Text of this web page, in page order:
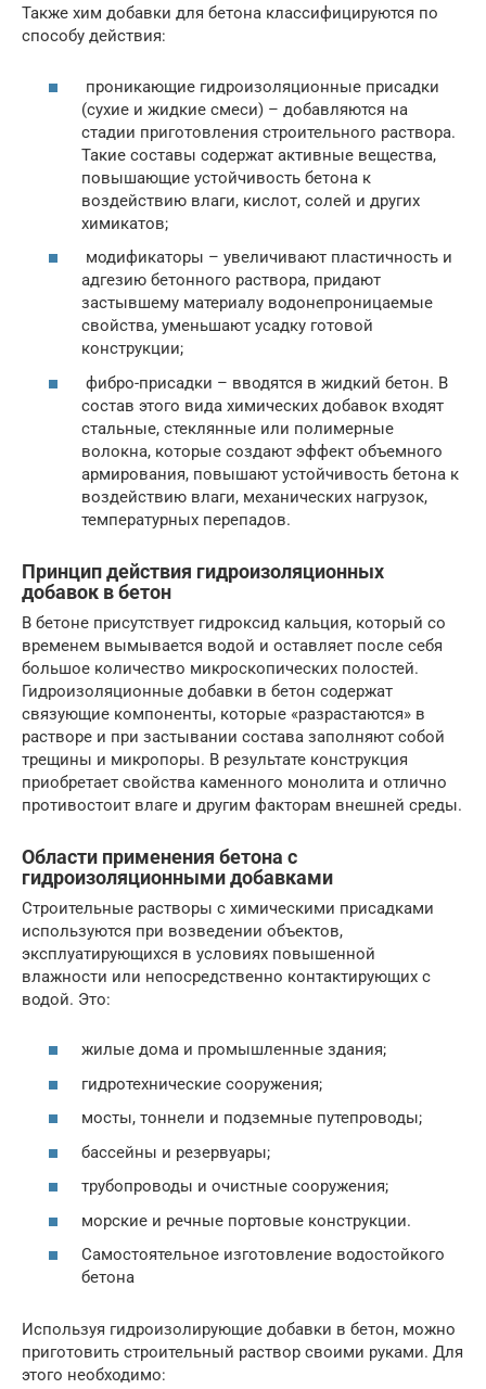
Также хим добавки для бетона классифицируются по
способу действия:
проникающие гидроизоляционные присадки
(сухие и жидкие смеси) – добавляются на
стадии приготовления строительного раствора.
Такие составы содержат активные вещества,
повышающие устойчивость бетона к
воздействию влаги, кислот, солей и других
химикатов;
модификаторы – увеличивают пластичность и
адгезию бетонного раствора, придают
застывшему материалу водонепроницаемые
свойства, уменьшают усадку готовой
конструкции;
фибро-присадки – вводятся в жидкий бетон. В
состав этого вида химических добавок входят
стальные, стеклянные или полимерные
волокна, которые создают эффект объемного
армирования, повышают устойчивость бетона к
воздействию влаги, механических нагрузок,
температурных перепадов.
Принцип действия гидроизоляционных
добавок в бетон
В бетоне присутствует гидроксид кальция, который со
временем вымывается водой и оставляет после себя
большое количество микроскопических полостей.
Гидроизоляционные добавки в бетон содержат
связующие компоненты, которые «разрастаются» в
растворе и при застывании состава заполняют собой
трещины и микропоры. В результате конструкция
приобретает свойства каменного монолита и отлично
противостоит влаге и другим факторам внешней среды.
Области применения бетона с
гидроизоляционными добавками
Строительные растворы с химическими присадками
используются при возведении объектов,
эксплуатирующихся в условиях повышенной
влажности или непосредственно контактирующих с
водой. Это:
жилые дома и промышленные здания;
гидротехнические сооружения;
мосты, тоннели и подземные путепроводы;
бассейны и резервуары;
трубопроводы и очистные сооружения;
морские и речные портовые конструкции.
Самостоятельное изготовление водостойкого
бетона
Используя гидроизолирующие добавки в бетон, можно
приготовить строительный раствор своими руками. Для
этого необходимо: